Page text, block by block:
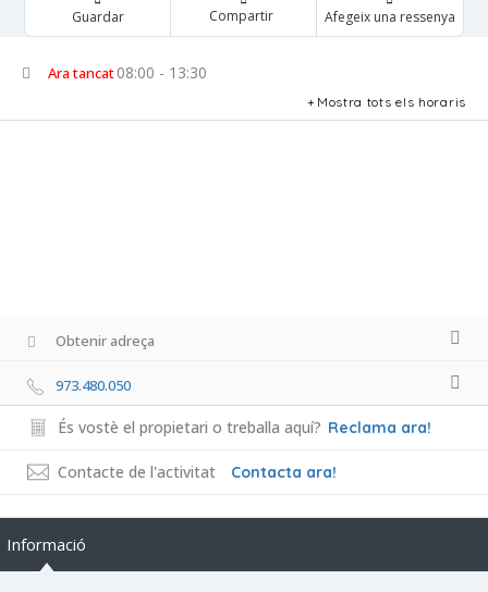
Guardar Compartir Afegeix una ressenya
Ara tancat08:00 - 13:30
Mostra tots els horaris
Obtenir adreça
973.480.050
És vostè el propietari o treballa aquí? Reclama ara!
Contacte de l'activitat Contacta ara!
Informació